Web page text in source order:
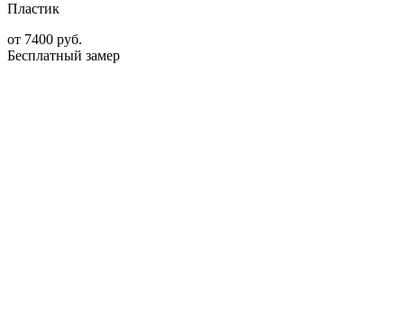
Пластик
от 7400 руб.
Бесплатный замер